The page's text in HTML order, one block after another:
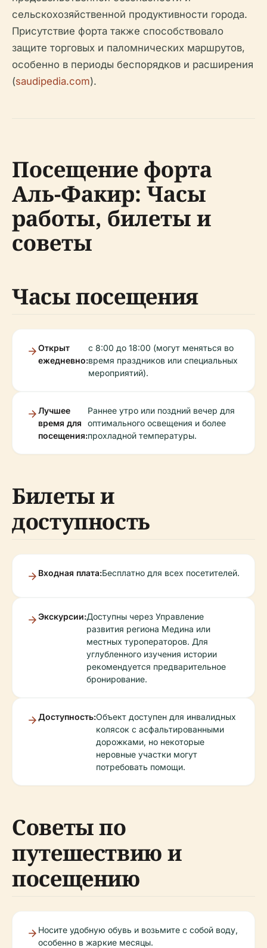
сельскохозяйственной продуктивности города.
Присутствие форта также способствовало
защите торговых и паломнических маршрутов,
особенно в периоды беспорядков и расширения
(saudipedia.com).
Посещение форта
Аль-Факир: Часы
работы, билеты и
советы
Часы посещения
Открыт
ежедневно:
с 8:00 до 18:00 (могут меняться во
время праздников или специальных
мероприятий).
Лучшее
время для
посещения:
Раннее утро или поздний вечер для
оптимального освещения и более
прохладной температуры.
Билеты и
доступность
Входная плата:Бесплатно для всех посетителей.
Экскурсии:Доступны через Управление
развития региона Медина или
местных туроператоров. Для
углубленного изучения истории
рекомендуется предварительное
бронирование.
Доступность:Объект доступен для инвалидных
колясок с асфальтированными
дорожками, но некоторые
неровные участки могут
потребовать помощи.
Советы по
путешествию и
посещению
Носите удобную обувь и возьмите с собой воду,
особенно в жаркие месяцы.